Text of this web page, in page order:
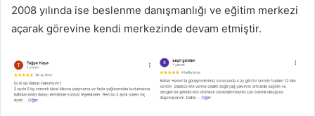
2008 yılında ise beslenme danışmanlığı ve eğitim merkezi
açarak görevine kendi merkezinde devam etmiştir.